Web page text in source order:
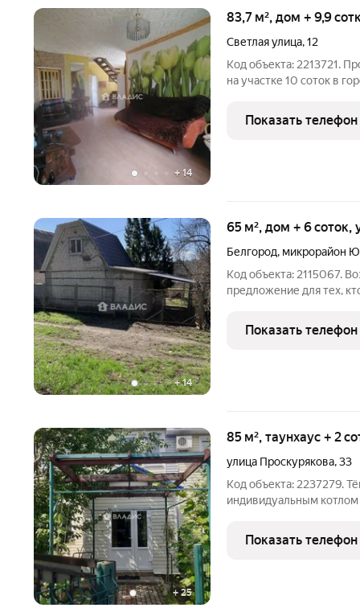
+ 14
83,7 м², дом + 9,9
Светлая улица,12
Код объекта: 2213721.
на участке 10 соток в
совмещенный санузел.
Показать телефон
+14
65 м², дом + 6 соток,
Белгород, микрорайон
Код объекта: 2115067.
предложение для тех,
Западный-2.2. Это
своё пространство и
Показать телефон
+25
85 м², таунхаус + 2
улица Проскурякова,33
Код объекта: 2237279.
индивидуальным котлом
минимальным
продуманная
Показать телефон